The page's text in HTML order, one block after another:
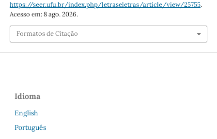
https://seer.ufu.br/index.php/letraseletras/article/view/25755.
Acesso em: 8 ago. 2026.
Formatos de Citação
Idioma
English
Português